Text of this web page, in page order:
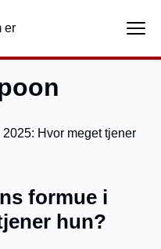
formue i
hun?